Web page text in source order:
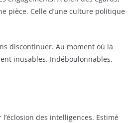
pièce. Celle d’une culture politique
discontinuer. Au moment où la
inusables. Indéboulonnables.
des intelligences. Estimé